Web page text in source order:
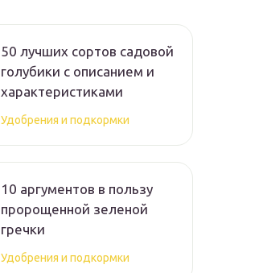
50 лучших сортов садовой
голубики с описанием и
характеристиками
Удобрения и подкормки
10 аргументов в пользу
пророщенной зеленой
гречки
Удобрения и подкормки